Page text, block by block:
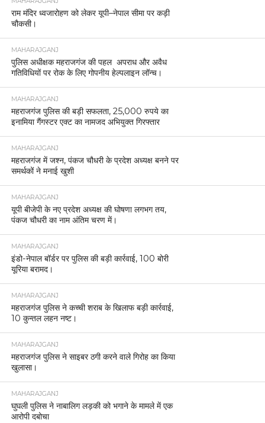
राम मंदिर ध्वजारोहण को लेकर यूपी–नेपाल सीमा पर कड़ी
चौकसी।
MAHARAJGANJ
पुलिस अधीक्षक महराजगंज की पहल अपराध और अवैध
गतिविधियों पर रोक के लिए गोपनीय हेल्पलाइन लॉन्च।
MAHARAJGANJ
महराजगंज पुलिस की बड़ी सफलता, 25,000 रुपये का
इनामिया गैंगस्टर एक्ट का नामजद अभियुक्त गिरफ्तार
MAHARAJGANJ
महराजगंज में जश्न, पंकज चौधरी के प्रदेश अध्यक्ष बनने पर
समर्थकों ने मनाई खुशी
MAHARAJGANJ
यूपी बीजेपी के नए प्रदेश अध्यक्ष की घोषणा लगभग तय,
पंकज चौधरी का नाम अंतिम चरण में।
MAHARAJGANJ
इंडो-नेपाल बॉर्डर पर पुलिस की बड़ी कार्रवाई, 100 बोरी
यूरिया बरामद।
MAHARAJGANJ
महराजगंज पुलिस ने कच्ची शराब के खिलाफ बड़ी कार्रवाई,
10 कुन्तल लहन नष्ट।
MAHARAJGANJ
महराजगंज पुलिस ने साइबर ठगी करने वाले गिरोह का किया
खुलासा।
MAHARAJGANJ
घुघली पुलिस ने नाबालिग लड़की को भगाने के मामले में एक
आरोपी दबोचा